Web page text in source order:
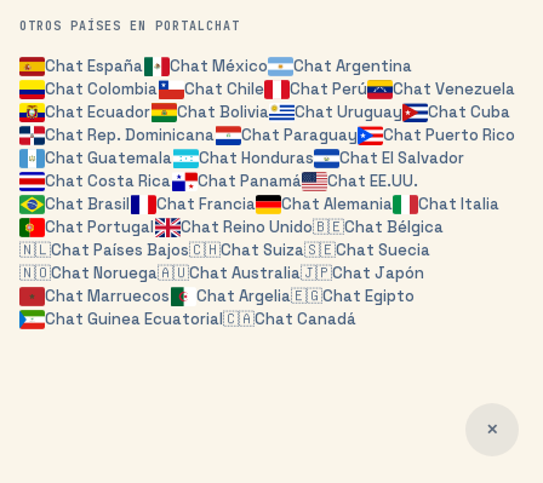
OTROS PAÍSES EN PORTALCHAT
ChatEspaña Chat México Chat Argentina
ChatColombia Chat Chile Chat Perú ChatVenezuela
ChatEcuador Chat Bolivia Chat Uruguay ChatCuba
ChatRep. Dominicana Chat Paraguay Chat Puerto Rico
ChatGuatemala Chat Honduras Chat El Salvador
ChatCosta Rica Chat Panamá Chat EE.UU.
ChatBrasil Chat Francia Chat Alemania ChatItalia
ChatPortugal Chat Reino Unido🇧🇪Chat Bélgica
🇳🇱Chat Países Bajos🇨🇭Chat Suiza🇸🇪Chat Suecia
🇳🇴Chat Noruega🇦🇺Chat Australia🇯🇵Chat Japón
ChatMarruecos Chat Argelia🇪🇬Chat Egipto
ChatGuinea Ecuatorial🇨🇦ChatCanadá
✕